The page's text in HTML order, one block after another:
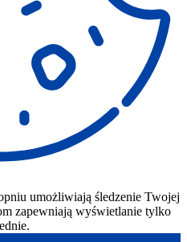
umożliwiają śledzenie Twojej
zapewniają wyświetlanie tylko